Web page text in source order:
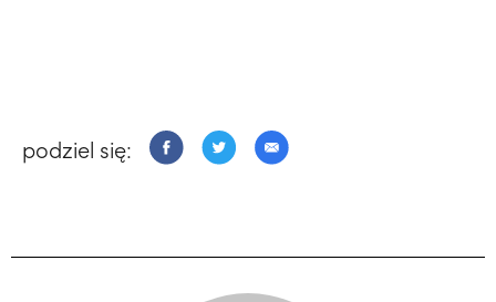
podziel się: